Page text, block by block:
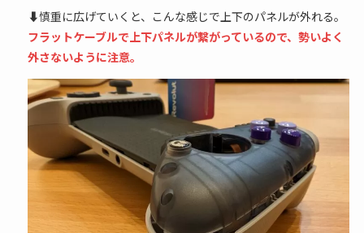
⬇慎重に広げていくと、こんな感じで上下のパネルが外れる。
フラットケーブルで上下パネルが繋がっているので、勢いよく
外さないように注意。